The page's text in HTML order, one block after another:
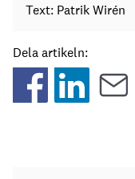
Text: Patrik Wirén
Dela artikeln: